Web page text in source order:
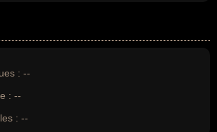
: --
: --
: --